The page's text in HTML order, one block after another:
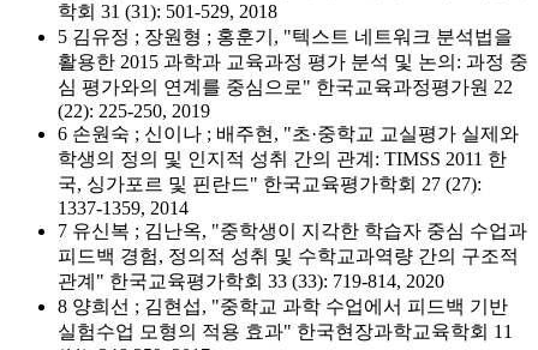
학회 31 (31): 501-529, 2018
5 김유정 ; 장원형 ; 홍훈기, "텍스트 네트워크 분석법을
활용한 2015 과학과 교육과정 평가 분석 및 논의: 과정 중
심 평가와의 연계를 중심으로" 한국교육과정평가원 22
(22): 225-250, 2019
6 손원숙 ; 신이나 ; 배주현, "초·중학교 교실평가 실제와
학생의 정의 및 인지적 성취 간의 관계: TIMSS 2011 한
국, 싱가포르 및 핀란드" 한국교육평가학회 27 (27):
1337-1359, 2014
7 유신복 ; 김난옥, "중학생이 지각한 학습자 중심 수업과
피드백 경험, 정의적 성취 및 수학교과역량 간의 구조적
관계" 한국교육평가학회 33 (33): 719-814, 2020
8 양희선 ; 김현섭, "중학교 과학 수업에서 피드백 기반
실험수업 모형의 적용 효과" 한국현장과학교육학회 11